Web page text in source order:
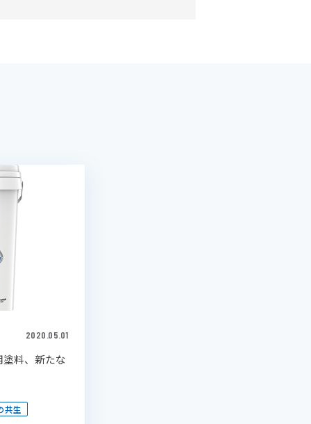
2020.05.01
料、新たな
共生